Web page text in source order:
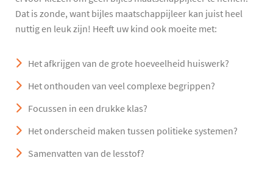
Dat is zonde, want bijles maatschappijleer kan juist heel
nuttig en leuk zijn! Heeft uw kind ook moeite met:
Het afkrijgen van de grote hoeveelheid huiswerk?
Het onthouden van veel complexe begrippen?
Focussen in een drukke klas?
Het onderscheid maken tussen politieke systemen?
Samenvatten van de lesstof?